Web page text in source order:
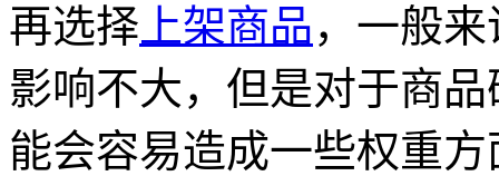
再选择 上架商品，一般
影响不大，但是对于商
能会容易造成一些权重